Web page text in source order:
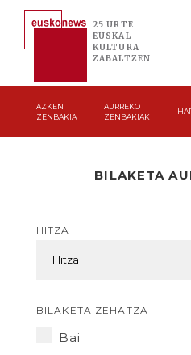
25 URTE
EUSKAL
KULTURA
ZABALTZEN
AZKEN
ZENBAKIA
AURREKO
ZENBAKIAK
BILAKETA
HITZA
BILAKETA ZEHATZA
Bai